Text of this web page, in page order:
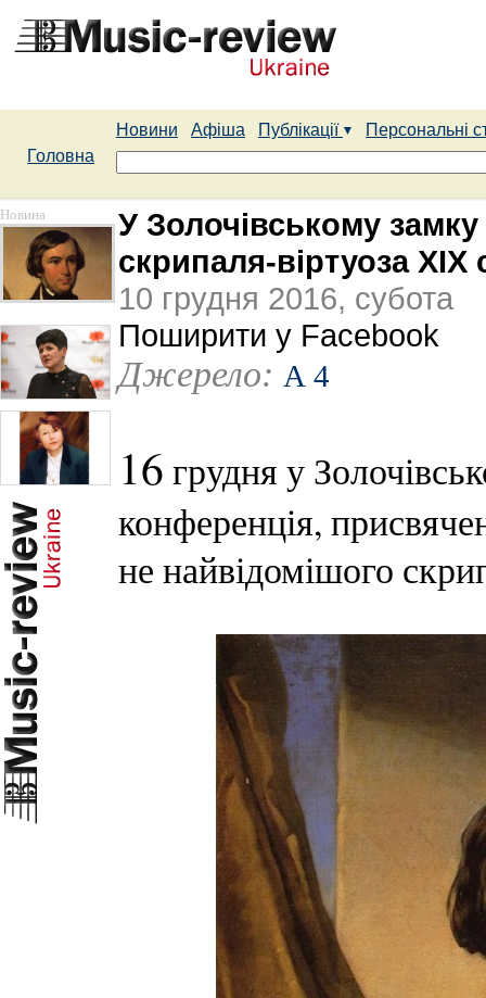
Новини Афіша Публікації
Персональні
Головна
Новина
У Золочівському
скрипаля-віртуоза ХІХ
10 грудня 2016, субота
Поширити у Facebook
Джерело: А 4
16 грудня у
конференція,
не найвідомішого